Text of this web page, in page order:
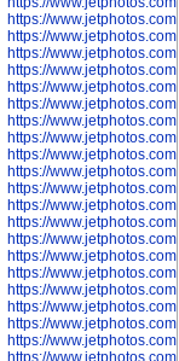
https://
https://
https://
https://
https://
https://
https://
https://
https://
https://
https://
https://
https://
https://
https://
https://
https://
https://
https://
https://
https://